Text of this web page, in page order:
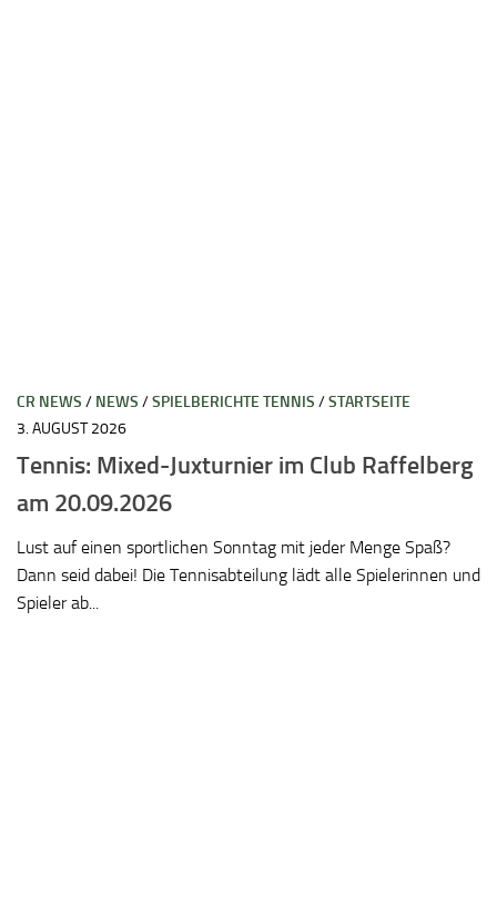
CR NEWS / NEWS /SPIELBERICHTE TENNIS /STARTSEITE
3. AUGUST 2026
Tennis: Mixed-Juxturnier im Club Raffelberg
am 20.09.2026
Lust auf einen sportlichen Sonntag mit jeder Menge Spaß?
Dann seid dabei! Die Tennisabteilung lädt alle Spielerinnen und
Spieler ab...